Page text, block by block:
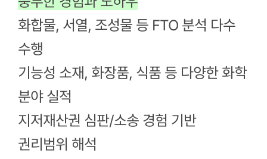
화합물, 서열, 조성물 등 FTO 분석 다수
수행
기능성 소재, 화장품, 식품 등 다양한 화학
분야 실적
지저재산권 심판/소송 경험 기반
권리범위 해석